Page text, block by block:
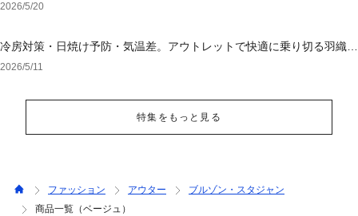
2026/5/20
冷房対策・日焼け予防・気温差。アウトレットで快適に乗り切る羽織り
選び
2026/5/11
特集をもっと見る
ファッション アウター
ブルゾン・スタジャン
商品一覧（ベージュ）